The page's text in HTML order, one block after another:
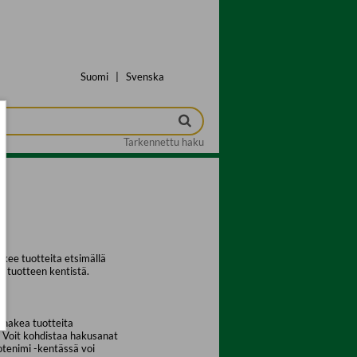
Suomi Svenska
Tarkennettu haku
tuotteita etsimällä
tuotteen kentistä.
hakea tuotteita
kohdistaa hakusanat
-kentässä voi